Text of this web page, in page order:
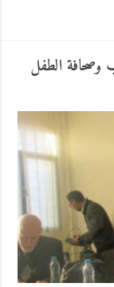
وصحافة الطفل